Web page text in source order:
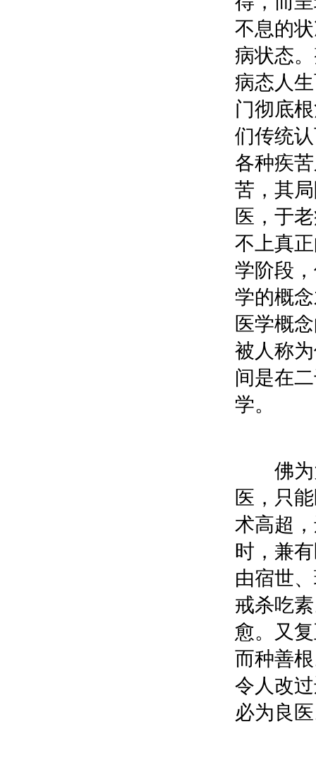
不息的
病状态
病态人
门彻底
们传统
各种疾
苦，其
医，于
不上真
学阶段
学的概
医学概
被人称
间是在
学。
佛为大
医，只
术高超
时，兼
由宿世
戒杀吃
愈。又
而种善
令人改
必为良